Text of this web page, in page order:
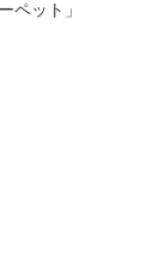
ペット」